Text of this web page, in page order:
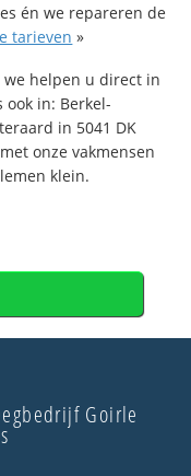
én we repareren de
tarieven »
we helpen u direct in
ook in: Berkel-
in 5041 DK
onze vakmensen
klein.
Goirle